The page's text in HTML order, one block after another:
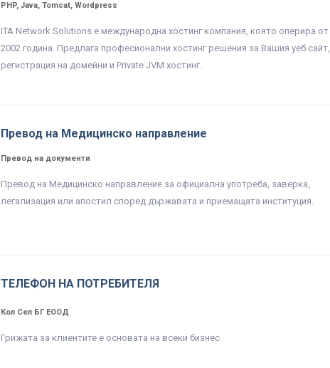
PHP, Java, Tomcat, Wordpress
ITA Network Solutions е международна хостинг компания, която оперира от
2002 година. Предлага професионални хостинг решения за Вашия уеб сайт,
регистрация на домейни и Private JVM хостинг.
Превод на Медицинско направление
Превод на документи
Превод на Медицинско направление за официална употреба, заверка,
легализация или апостил според държавата и приемащата институция.
ТЕЛЕФОН НА ПОТРЕБИТЕЛЯ
Кол Сел БГ ЕООД
Грижата за клиентите е основата на всеки бизнес